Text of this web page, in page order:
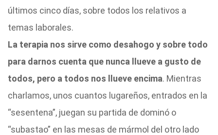
últimos cinco días, sobre todos los relativos a
temas laborales.
La terapia nos sirve como desahogo y sobre todo
para darnos cuenta que nunca llueve a gusto de
todos, pero a todos nos llueve encima. Mientras
charlamos, unos cuantos lugareños, entrados en la
“sesentena”, juegan su partida de dominó o
“subastao” en las mesas de mármol del otro lado